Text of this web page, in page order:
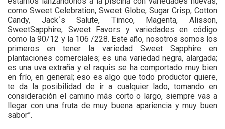
como Sweet Celebration, Sweet Globe, Sugar Crisp, Cotton
Candy, Jack´s Salute, Timco, Magenta, Alisson,
SweetSapphire, Sweet Favors y variedades en código
como la 90/12 y la 106 /228. Este año, nosotros somos los
primeros en tener la variedad Sweet Sapphire en
plantaciones comerciales; es una variedad negra, alargada;
es una uva extraña y el raquis se ha comportado muy bien
en frío, en general; eso es algo que todo productor quiere,
te da la posibilidad de ir a cualquier lado, tomando en
consideración el camino más corto o largo, siempre vas a
llegar con una fruta de muy buena apariencia y muy buen
sabor”.